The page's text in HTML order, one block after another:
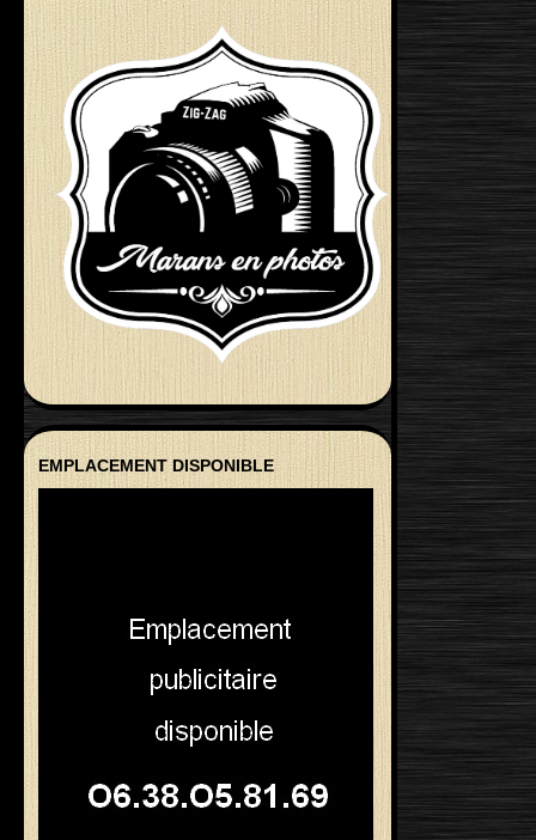
EMPLACEMENT DISPONIBLE